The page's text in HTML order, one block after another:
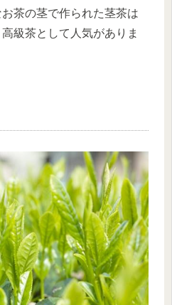
茶の茎で作られた茎茶は
級茶として人気がありま